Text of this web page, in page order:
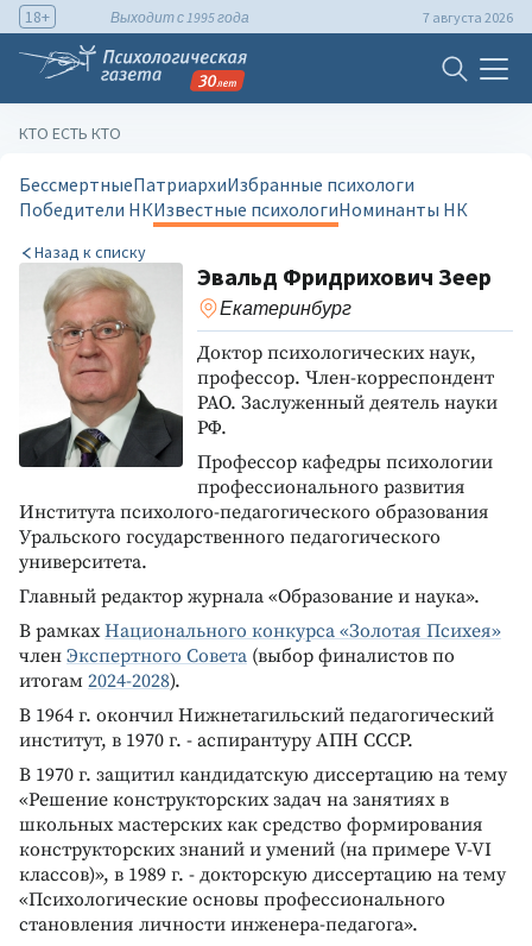
18+ Выходит с 1995 года 7 августа 2026
КТО ЕСТЬ КТО
БессмертныеПатриархиИзбранные психологи
Победители НКИзвестные психологиНоминанты НК
Назад к списку
Эвальд Фридрихович Зеер
Екатеринбург
Доктор психологических наук,
профессор. Член-корреспондент
РАО. Заслуженный деятель науки
РФ.
Профессор кафедры психологии
профессионального развития
Института психолого-педагогического образования
Уральского государственного педагогического
университета.
Главный редактор журнала «Образование и наука».
В рамкахНационального конкурса «Золотая Психея»
член Экспертного Совета (выбор финалистов по
итогам 2024-2028).
В 1964 г. окончил Нижнетагильский педагогический
институт, в 1970 г. - аспирантуру АПН СССР.
В 1970 г. защитил кандидатскую диссертацию на тему
«Решение конструкторских задач на занятиях в
школьных мастерских как средство формирования
конструкторских знаний и умений (на примере V-VI
классов)», в 1989 г. - докторскую диссертацию на тему
«Психологические основы профессионального
становления личности инженера-педагога».